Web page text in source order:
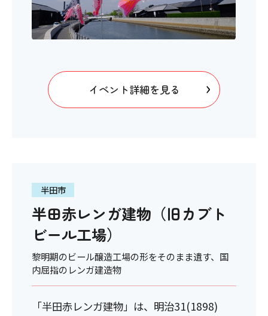
イベント詳細を見る
半田市
半田赤レンガ建物（旧カブト
ビール工場）
黎明期のビール醸造工場の形をそのまま遺す、国
内屈指のレンガ建造物
「半田赤レンガ建物」は、明治31(1898)